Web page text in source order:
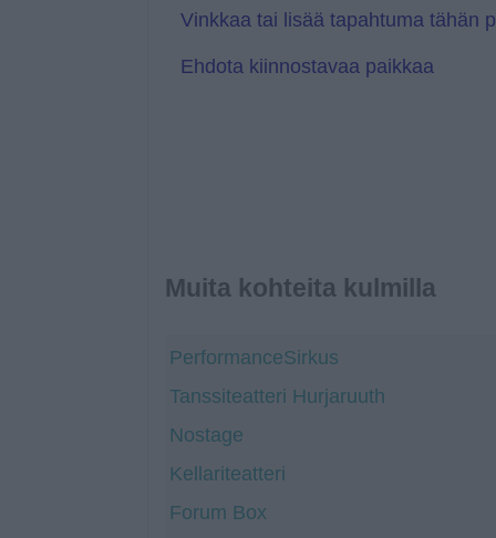
l
e
Vinkkaa tai lisää tapahtuma tähän
Ehdota kiinnostavaa paikkaa
Muita kohteita kulmilla
PerformanceSirkus
Tanssiteatteri Hurjaruuth
Nostage
Kellariteatteri
Forum Box